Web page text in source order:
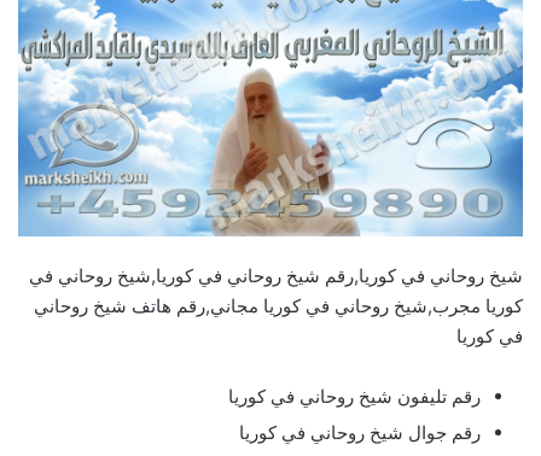
شيخ روحاني في كوريا,رقم شيخ روحاني في كوريا,شيخ روحاني في
كوريا مجرب,شيخ روحاني في كوريا مجاني,رقم هاتف شيخ روحاني
في كوريا
رقم تليفون شيخ روحاني في كوريا
رقم جوال شيخ روحاني في كوريا